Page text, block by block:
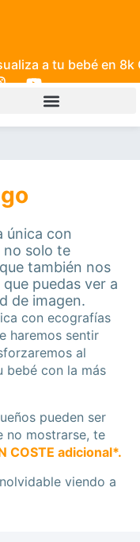
a tu bebé en 8k
única con
no solo te
también nos
puedas ver a
de imagen.
con ecografías
haremos sentir
al
bebé con la más
pueden ser
no mostrarse, te
COSTE adicional*.
viendo a